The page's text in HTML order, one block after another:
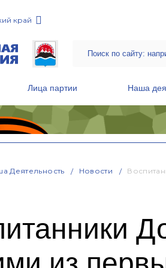
край
Лица партии Наша
Деятельность Новости